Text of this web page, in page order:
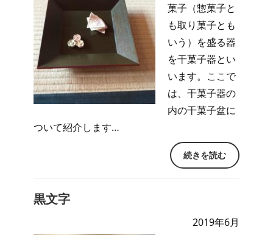
菓子（惣菓子と
も取り菓子とも
いう）を盛る器
を干菓子器とい
います。ここで
は、干菓子器の
内の干菓子盆に
ついて紹介します…
続きを読む
黒文字
2019年6月